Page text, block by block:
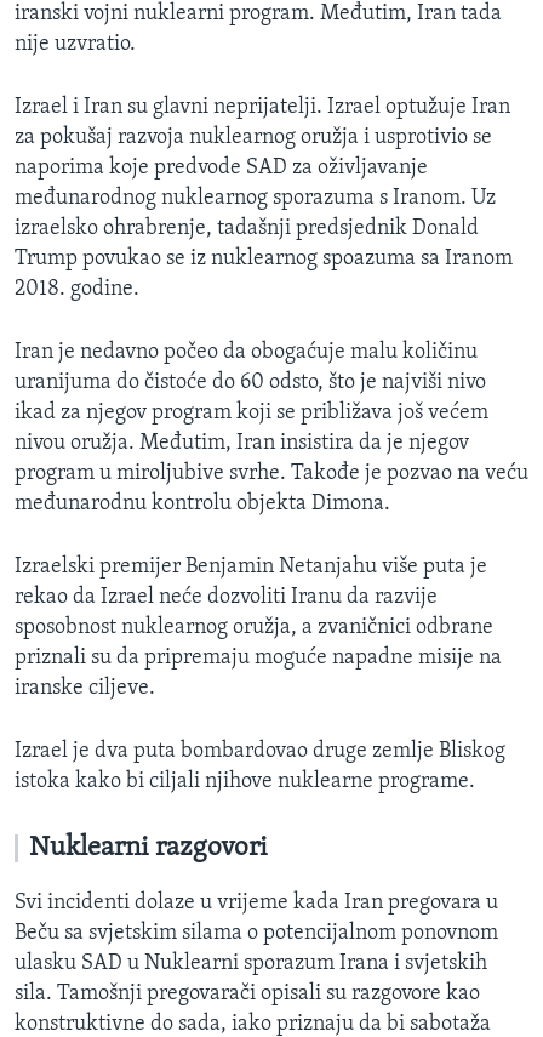
iranski vojni nuklearni program. Međutim, Iran tada
nije uzvratio.
Izrael i Iran su glavni neprijatelji. Izrael optužuje Iran
za pokušaj razvoja nuklearnog oružja i usprotivio se
naporima koje predvode SAD za oživljavanje
međunarodnog nuklearnog sporazuma s Iranom. Uz
izraelsko ohrabrenje, tadašnji predsjednik Donald
Trump povukao se iz nuklearnog spoazuma sa Iranom
2018. godine.
Iran je nedavno počeo da obogaćuje malu količinu
uranijuma do čistoće do 60 odsto, što je najviši nivo
ikad za njegov program koji se približava još većem
nivou oružja. Međutim, Iran insistira da je njegov
program u miroljubive svrhe. Takođe je pozvao na veću
međunarodnu kontrolu objekta Dimona.
Izraelski premijer Benjamin Netanjahu više puta je
rekao da Izrael neće dozvoliti Iranu da razvije
sposobnost nuklearnog oružja, a zvaničnici odbrane
priznali su da pripremaju moguće napadne misije na
iranske ciljeve.
Izrael je dva puta bombardovao druge zemlje Bliskog
istoka kako bi ciljali njihove nuklearne programe.
Nuklearni razgovori
Svi incidenti dolaze u vrijeme kada Iran pregovara u
Beču sa svjetskim silama o potencijalnom ponovnom
ulasku SAD u Nuklearni sporazum Irana i svjetskih
sila. Tamošnji pregovarači opisali su razgovore kao
konstruktivne do sada, iako priznaju da bi sabotaža